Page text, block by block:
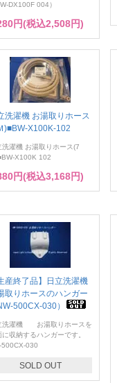
DX100F 004）
円(税込2,508円)
洗濯機 お湯取りホース
)■BW-X100K-102
洗濯機 お湯取りホース(7
X100K 102
円(税込3,168円)
産終了品】日立洗濯機
取りホースのハンガー
500CX-030）
洗濯機 お湯取りホースを
に収納するハンガーです。
500CX-030
SOLD OUT